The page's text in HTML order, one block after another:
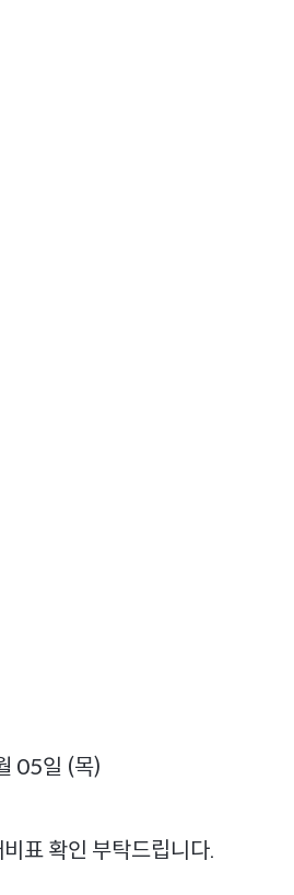
내 드리오니 투자에 참고 부탁
배당커버드콜액티브증권자투자
정의 정정
및 주요 수치 업데이트
등 업데이트
서식 개정사항 반영 등)
05일 (목)
표 확인 부탁드립니다.